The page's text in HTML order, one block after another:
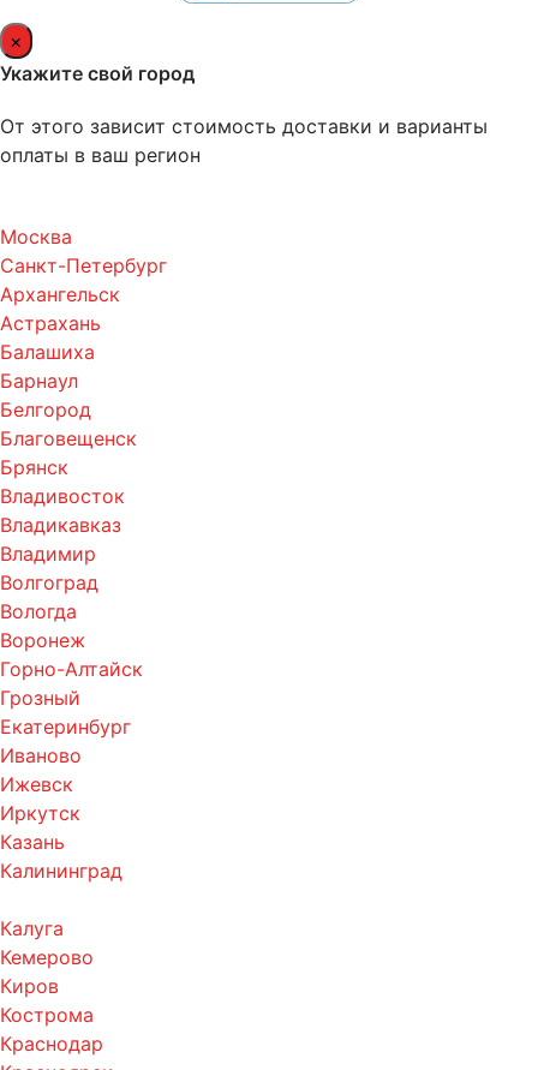
×
Укажите свой город
От этого зависит стоимость доставки и варианты
оплаты в ваш регион
Москва
Санкт-Петербург
Архангельск
Астрахань
Балашиха
Барнаул
Белгород
Благовещенск
Брянск
Владивосток
Владикавказ
Владимир
Волгоград
Вологда
Воронеж
Горно-Алтайск
Грозный
Екатеринбург
Иваново
Ижевск
Иркутск
Казань
Калининград
Калуга
Кемерово
Киров
Кострома
Краснодар